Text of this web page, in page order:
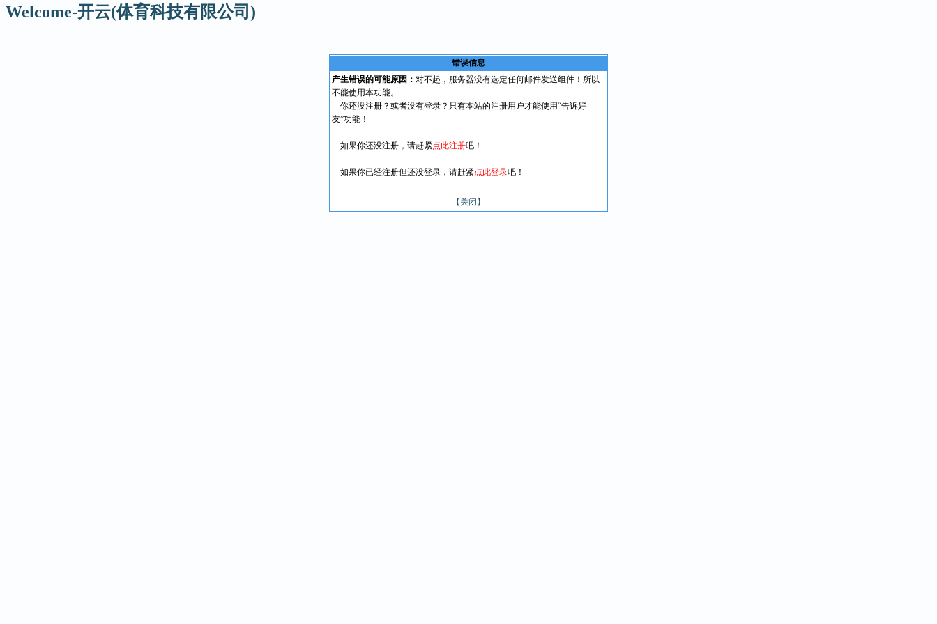
Welcome-开云(体育科技有限公司)
错误信息
产生错误的可能原因： 对不起，服务器没有选定任何邮件发送组件！所以
不能使用本功能。
你还没注册？或者没有登录？只有本站的注册用户才能使用“告诉好
友”功能！
如果你还没注册，请赶紧点此注册吧！
如果你已经注册但还没登录，请赶紧点此登录吧！
【关闭】